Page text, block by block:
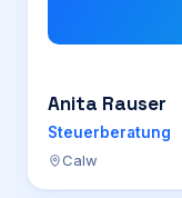
Anita Rauser
Steuerberatung
Calw